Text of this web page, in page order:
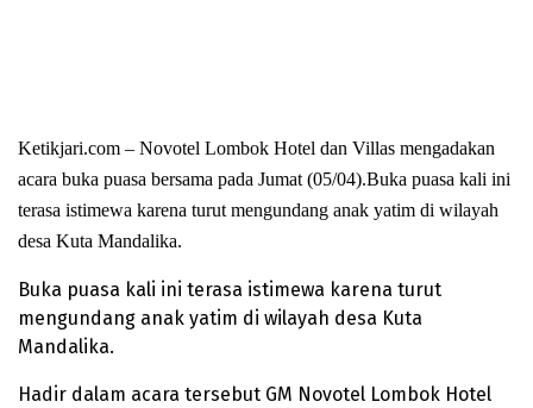
Ketikjari.com – Novotel Lombok Hotel dan Villas mengadakan
acara buka puasa bersama pada Jumat (05/04).Buka puasa kali ini
terasa istimewa karena turut mengundang anak yatim di wilayah
desa Kuta Mandalika.
Buka puasa kali ini terasa istimewa karena turut
mengundang anak yatim di wilayah desa Kuta
Mandalika.
Hadir dalam acara tersebut GM Novotel Lombok Hotel